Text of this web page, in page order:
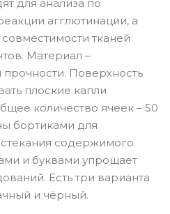
для анализа по
агглютинации, а
тканей
Материал –
Поверхность
плоские капли
количество ячеек – 50
бортиками для
содержимого.
и буквами упрощает
Есть три варианта
и чёрный.